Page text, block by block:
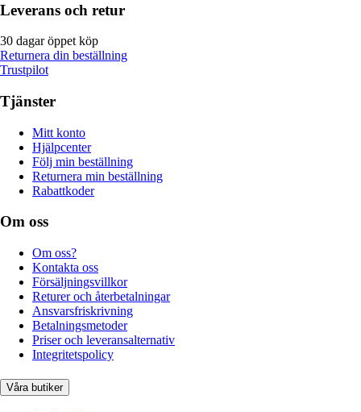
Leverans och retur
30 dagar öppet köp
Returnera din beställning
Trustpilot
Tjänster
Mitt konto
Hjälpcenter
Följ min beställning
Returnera min beställning
Rabattkoder
Om oss
Om oss?
Kontakta oss
Försäljningsvillkor
Returer och återbetalningar
Ansvarsfriskrivning
Betalningsmetoder
Priser och leveransalternativ
Integritetspolicy
Våra butiker